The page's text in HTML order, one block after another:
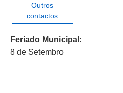
Outros
contactos
Feriado Municipal:
8 de Setembro